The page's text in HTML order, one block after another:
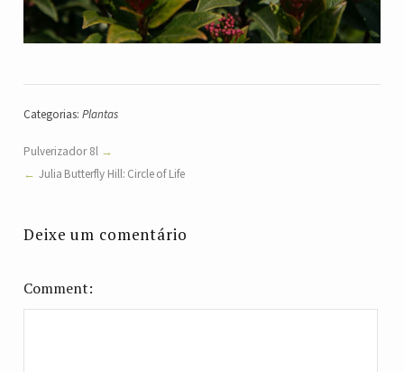
Categorias: Plantas
Pulverizador 8l
Julia Butterfly Hill: Circle of Life
Deixe um comentário
Comment